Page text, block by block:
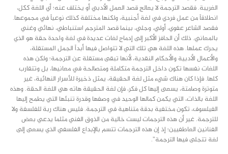
الغريبة. فقصد الترجمة لا يعالج قصد العمل الأدبي أو يختلف عنه؛ أي اللغة ككل،
انطلاقاً من عمل فردي في لغة أجنبية، ولكنها مختلفة كذلك نوعياً في مجموعها.
فقصد الشاعر عفوي، أولي، وجلي، بينما قصد المترجم استنباطي، نهائي وغني
بالمعاني. ذلك أن الحافز الأكبر إلى إدماج لغات عديدة في لغة واحدة حقة هو الذي
يحرك عملها. هذه اللغة هي تلك التي لا تتواصل فيها أبداً الجمل المستقلة،
والأعمال الأدبية والأحكام النقدية، لأنها تبقى مستقلة عن الترجمة؛ ولكن هذه
اللغات نفسها تكون داخل الترجمة متكاملة ومتصالحة في معانيها، بل وتتقارب
كلها. فإذا كان هناك شيء مثل لغة الحقيقة، يمثل ذخيرة للأسرار النهائية، غير
متوترة وصامتة، يسعى إليها كل فكر، فإن لغة الحقيقة هاته هي اللغة الحقة. وهذه
اللغة بالذات، التي يكمن كمالها الوحيد في وصفها وقدرة تنبئها التي يطمح إليها
الفيلسوف، تكون مختفية بدقة متناهية في الترجمة. فليس هناك ربة للفلسفة ولا
للترجمة. غير أن هذه الترجمات ليست خالية من الذوق الفني مثلما يدعي بعض
الفنانين العاطفيين؛ إذ إن هذه الترجمات تتسم بالإبداع الفلسفي الذي يسعى إلى
لغة تتجلى فيها الترجمة”.